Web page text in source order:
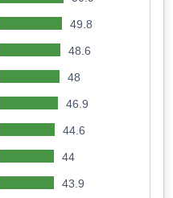
49.8
48.6
48
46.9
44.6
44
43.9